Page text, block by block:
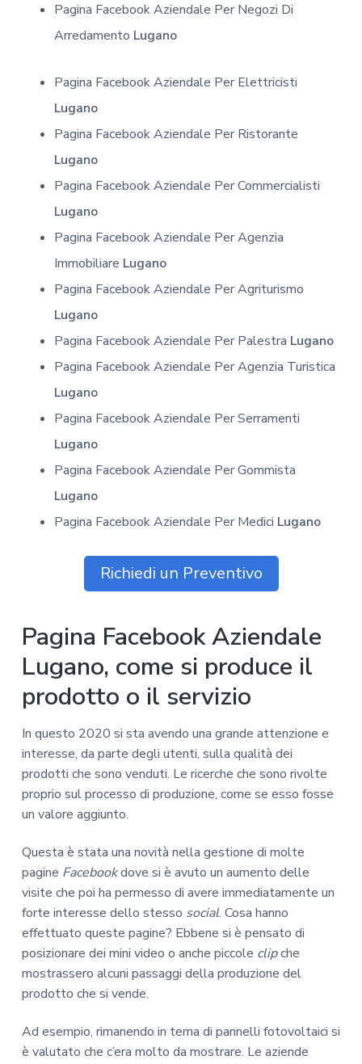
Pagina Facebook Aziendale Per Negozi Di
Arredamento Lugano
Pagina Facebook Aziendale Per Elettricisti
Lugano
Pagina Facebook Aziendale Per Ristorante
Lugano
Pagina Facebook Aziendale Per Commercialisti
Lugano
Pagina Facebook Aziendale Per Agenzia
Immobiliare Lugano
Pagina Facebook Aziendale Per Agriturismo
Lugano
Pagina Facebook Aziendale Per Palestra Lugano
Pagina Facebook Aziendale Per Agenzia Turistica
Lugano
Pagina Facebook Aziendale Per Serramenti
Lugano
Pagina Facebook Aziendale Per Gommista
Lugano
Pagina Facebook Aziendale Per Medici Lugano
Richiedi un Preventivo
Pagina Facebook Aziendale
Lugano, come si produce il
prodotto o il servizio
In questo 2020 si sta avendo una grande attenzione e
interesse, da parte degli utenti, sulla qualità dei
prodotti che sono venduti. Le ricerche che sono rivolte
proprio sul processo di produzione, come se esso fosse
un valore aggiunto.
Questa è stata una novità nella gestione di molte
pagine Facebookdove si è avuto un aumento delle
visite che poi ha permesso di avere immediatamente un
forte interesse dello stesso social. Cosa hanno
effettuato queste pagine? Ebbene si è pensato di
posizionare dei mini video o anche piccole clipche
mostrassero alcuni passaggi della produzione del
prodotto che si vende.
Ad esempio, rimanendo in tema di pannelli fotovoltaici si
è valutato che c’era molto da mostrare. Le aziende